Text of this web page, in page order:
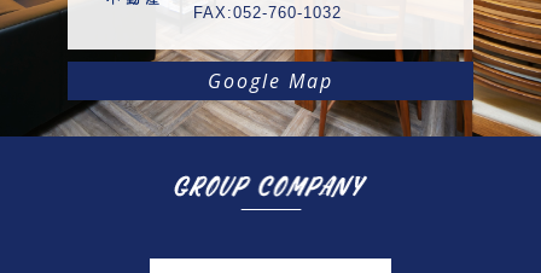
FAX:052-760-1032
Google Map